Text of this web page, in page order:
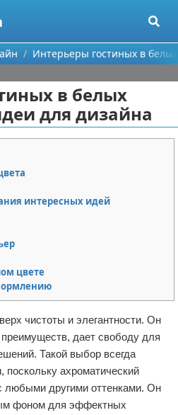
информации
Интерьеры гостиных в
в белых
для дизайна
интересных идей
цвете
чистоты и элегантности. Он
дает свободу для
Такой выбор всегда
ахроматический
любыми другими оттенками. Он
фоном для эффектных